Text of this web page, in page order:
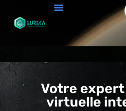
Votre
virtuelle